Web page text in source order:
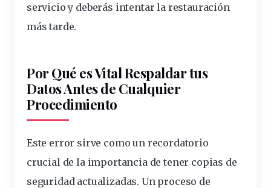
servicio y deberás intentar la restauración
más tarde.
Por Qué es Vital Respaldar tus
Datos Antes de Cualquier
Procedimiento
Este error sirve como un recordatorio
crucial de la importancia de tener copias de
seguridad actualizadas. Un proceso de